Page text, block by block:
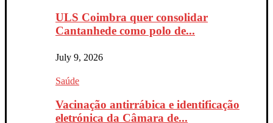
ULS Coimbra quer consolidar
Cantanhede como polo de...
July 9, 2026
Saúde
Vacinação antirrábica e identificação
eletrónica da Câmara de...